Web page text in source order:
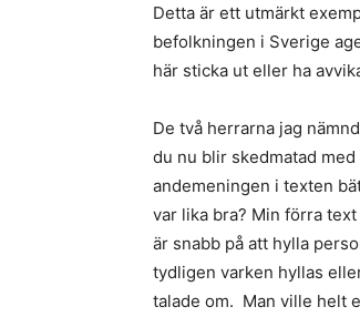
Detta är ett utmärkt
befolkningen i Sverige
här sticka ut eller ha
De två herrarna jag
du nu blir skedmatad
andemeningen i texten
var lika bra? Min förra
är snabb på att hylla
tydligen varken hyllas
talade om. Man ville helt